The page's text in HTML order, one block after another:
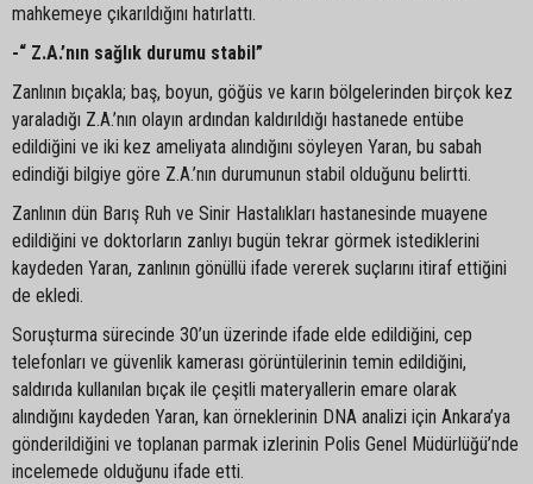
mahkemeye çıkarıldığını hatırlattı.
-“ Z.A.’nın sağlık durumu stabil”
Zanlının bıçakla; baş, boyun, göğüs ve karın bölgelerinden birçok kez
yaraladığı Z.A.’nın olayın ardından kaldırıldığı hastanede entübe
edildiğini ve iki kez ameliyata alındığını söyleyen Yaran, bu sabah
edindiği bilgiye göre Z.A.’nın durumunun stabil olduğunu belirtti.
Zanlının dün Barış Ruh ve Sinir Hastalıkları hastanesinde muayene
edildiğini ve doktorların zanlıyı bugün tekrar görmek istediklerini
kaydeden Yaran, zanlının gönüllü ifade vererek suçlarını itiraf ettiğini
de ekledi.
Soruşturma sürecinde 30’un üzerinde ifade elde edildiğini, cep
telefonları ve güvenlik kamerası görüntülerinin temin edildiğini,
saldırıda kullanılan bıçak ile çeşitli materyallerin emare olarak
alındığını kaydeden Yaran, kan örneklerinin DNA analizi için Ankara’ya
gönderildiğini ve toplanan parmak izlerinin Polis Genel Müdürlüğü’nde
incelemede olduğunu ifade etti.